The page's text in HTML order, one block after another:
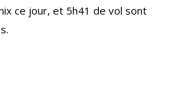
ce jour, et 5h41 de vol sont